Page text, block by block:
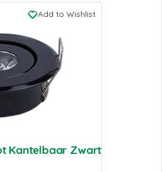
Add to Wishlist
Kantelbaar Zwart